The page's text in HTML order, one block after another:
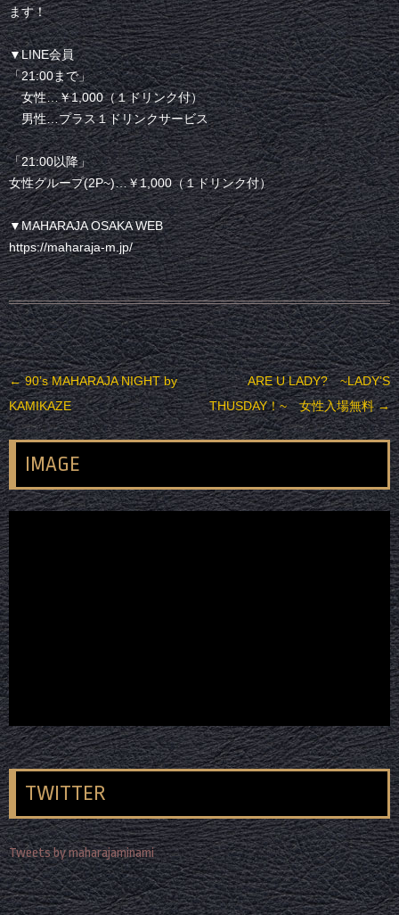
ます！
▼LINE会員
「21:00まで」
女性…￥1,000（１ドリンク付）
男性…プラス１ドリンクサービス
「21:00以降」
女性グループ(2P~)…￥1,000（１ドリンク付）
▼MAHARAJA OSAKA WEB
https://maharaja-m.jp/
投稿ナビゲーション
←90’s MAHARAJA NIGHT by
KAMIKAZE
ARE U LADY? ~LADY’S
THUSDAY！~ 女性入場無料→
IMAGE
TWITTER
Tweets by maharajaminami